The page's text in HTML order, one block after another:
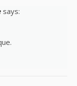
says: